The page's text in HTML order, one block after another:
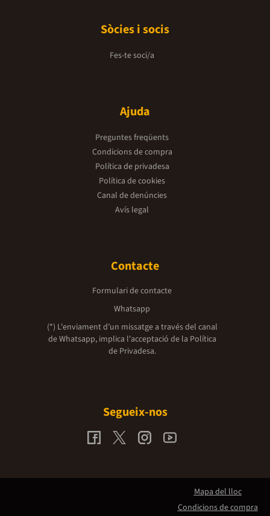
Sòcies i socis
Fes-te soci/a
Ajuda
Preguntes freqüents
Condicions de compra
Política de privadesa
Política de cookies
Canal de denúncies
Avís legal
Contacte
Formulari de contacte
Whatsapp
(*) L'enviament d’un missatge a través del canal
de Whatsapp, implica l'acceptació de la Política
de Privadesa.
Segueix-nos
Mapa del lloc
Condicions de compra